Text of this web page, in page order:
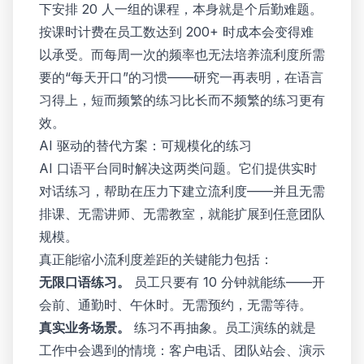
下安排 20 人一组的课程，本身就是个后勤难题。
按课时计费在员工数达到 200+ 时成本会变得难
以承受。而每周一次的频率也无法培养流利度所需
要的“每天开口”的习惯——研究一再表明，在语言
习得上，短而频繁的练习比长而不频繁的练习更有
效。
AI 驱动的替代方案：可规模化的练习
AI 口语平台同时解决这两类问题。它们提供实时
对话练习，帮助在压力下建立流利度——并且无需
排课、无需讲师、无需教室，就能扩展到任意团队
规模。
真正能缩小流利度差距的关键能力包括：
无限口语练习。
员工只要有 10 分钟就能练——开
会前、通勤时、午休时。无需预约，无需等待。
真实业务场景。
练习不再抽象。员工演练的就是
工作中会遇到的情境：客户电话、团队站会、演示